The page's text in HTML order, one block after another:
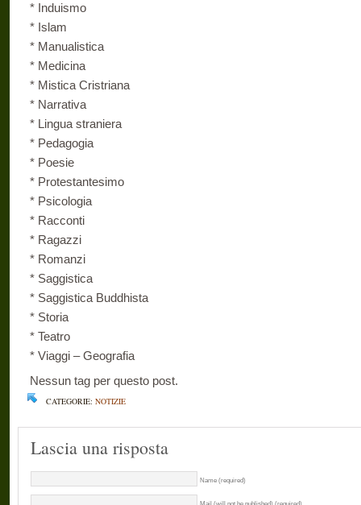
* Induismo
* Islam
* Manualistica
* Medicina
* Mistica Cristriana
* Narrativa
* Lingua straniera
* Pedagogia
* Poesie
* Protestantesimo
* Psicologia
* Racconti
* Ragazzi
* Romanzi
* Saggistica
* Saggistica Buddhista
* Storia
* Teatro
* Viaggi – Geografia
Nessun tag per questo post.
CATEGORIE: NOTIZIE
Lascia una risposta
Name (required)
Mail (will not be published) (required)